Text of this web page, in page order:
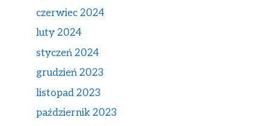
czerwiec 2024
luty 2024
styczeń 2024
grudzień 2023
listopad 2023
październik 2023